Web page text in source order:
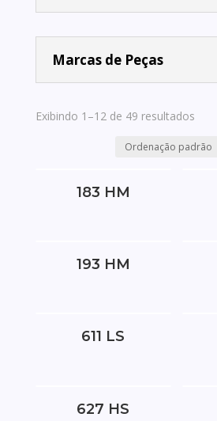
Marcas de Peças
Exibindo 1–12 de 49 resultados
183 HM
193 HM
611 LS
627 HS